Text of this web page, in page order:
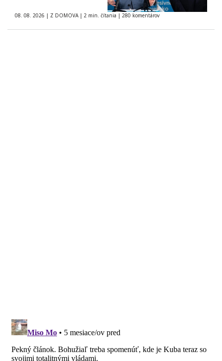
08. 08. 2026 | Z DOMOVA | 2 min. čítania | 280 komentárov